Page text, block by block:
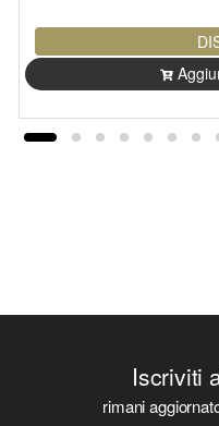
Iscriviti
rimani